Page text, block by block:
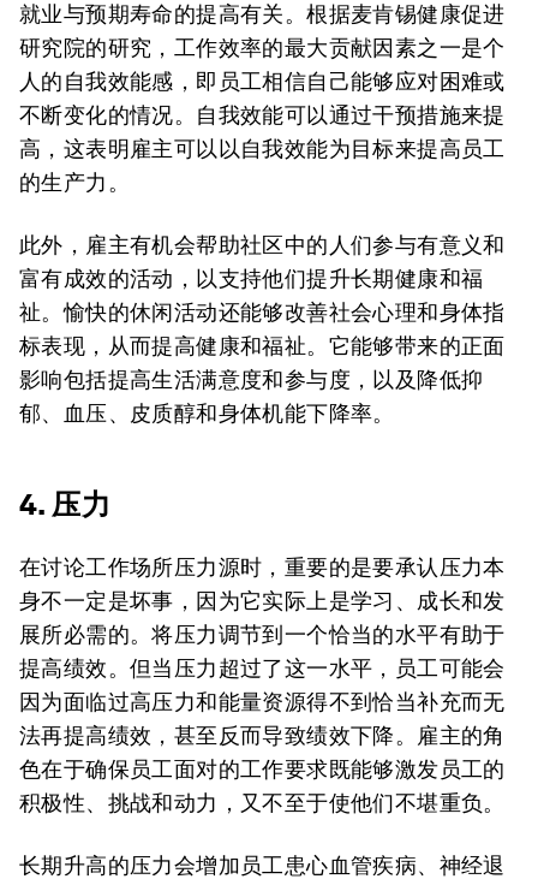
就业与预期寿命的提高有关。根据麦肯锡健康促进
研究院的研究，工作效率的最大贡献因素之一是个
人的自我效能感，即员工相信自己能够应对困难或
不断变化的情况。自我效能可以通过干预措施来提
高，这表明雇主可以以自我效能为目标来提高员工
的生产力。
此外，雇主有机会帮助社区中的人们参与有意义和
富有成效的活动，以支持他们提升长期健康和福
祉。愉快的休闲活动还能够改善社会心理和身体指
标表现，从而提高健康和福祉。它能够带来的正面
影响包括提高生活满意度和参与度，以及降低抑
郁、血压、皮质醇和身体机能下降率。
4. 压力
在讨论工作场所压力源时，重要的是要承认压力本
身不一定是坏事，因为它实际上是学习、成长和发
展所必需的。将压力调节到一个恰当的水平有助于
提高绩效。但当压力超过了这一水平，员工可能会
因为面临过高压力和能量资源得不到恰当补充而无
法再提高绩效，甚至反而导致绩效下降。雇主的角
色在于确保员工面对的工作要求既能够激发员工的
积极性、挑战和动力，又不至于使他们不堪重负。
长期升高的压力会增加员工患心血管疾病、神经退